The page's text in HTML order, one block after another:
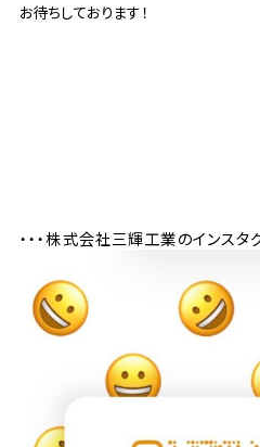
お待ちしております！
・・・株式会社三輝工業のインスタ